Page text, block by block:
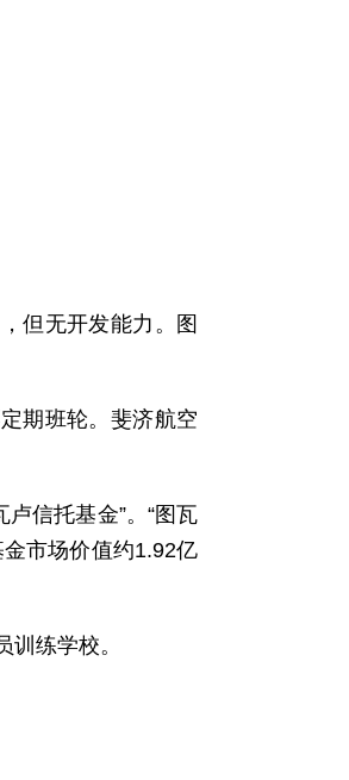
但无开发能力。图
期班轮。斐济航空
信托基金”。“图瓦
市场价值约1.92亿
练学校。